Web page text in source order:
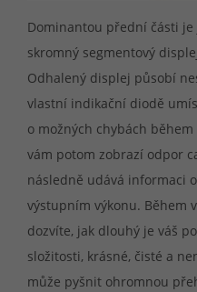
Dominantou přední části
skromný segmentový
Odhalený displej působí
vlastní indikační diodě
o možných chybách
vám potom zobrazí odpor
následně udává informaci
výstupním výkonu. Během
dozvíte, jak dlouhý je váš
složitosti, krásné, čisté a
může pyšnit ohromnou